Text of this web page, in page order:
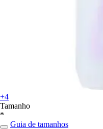
+4
Tamanho
*
Guia de tamanhos